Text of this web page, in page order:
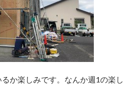
か楽しみです。なんか週1の楽し